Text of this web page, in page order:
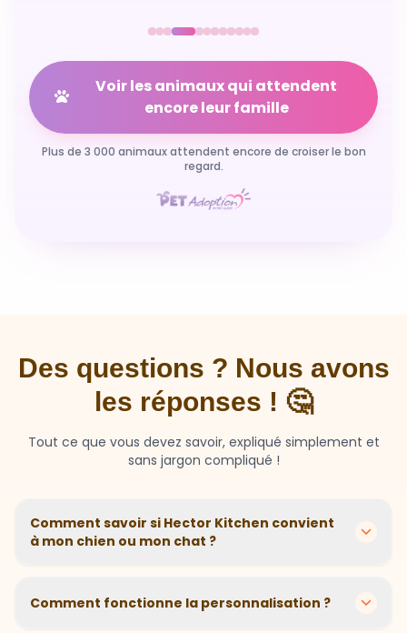
Voir les animaux qui attendent
encore leur famille
Plus de 3 000 animaux attendent encore de croiser le bon
regard.
Des questions ? Nous avons
les réponses ! 🤔
Tout ce que vous devez savoir, expliqué simplement et
sans jargon compliqué !
Comment savoir si Hector Kitchen convient
à mon chien ou mon chat ?
recettes personnalisées selon l'âge, la race, le poids et
les sensibilités de votre compagnon. Si votre animal a
Comment fonctionne la personnalisation ?